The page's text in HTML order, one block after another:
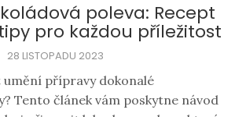
poleva: Recept
pro každou příležitost
28 LISTOPADU 2023
umění přípravy dokonalé
Tento článek vám poskytne návod